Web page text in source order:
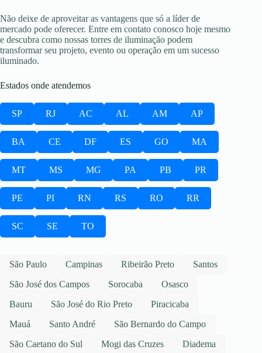
Não deixe de aproveitar as vantagens que só a líder de
mercado pode oferecer. Entre em contato conosco hoje mesmo
e descubra como nossas torres de iluminação podem
transformar seu projeto, evento ou operação em um sucesso
iluminado.
Estados onde atendemos
SP RJ AC AL AM AP
BA CE DF ES GO MA
MT MS MG PA PB PR
PE PI RN RS RO RR
SC SE TO
São Paulo Campinas Ribeirão Preto
Santos
São José dos Campos
Sorocaba
Osasco
Bauru
São José do Rio Preto
Piracicaba
Mauá
Santo André
São Bernardo do Campo
São Caetano do Sul
Mogi das Cruzes
Diadema